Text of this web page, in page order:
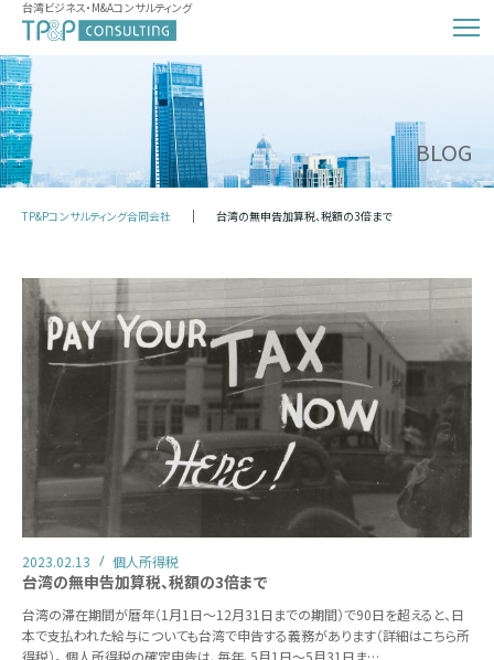
台湾ビジネス・M&Aコンサルティング
BLOG
TP&Pコンサルティング合同会社 台湾の無申告加算税、税額の3倍まで
2023.02.13 個人所得税
台湾の無申告加算税、税額の3倍まで
台湾の滞在期間が暦年（1月1日～12月31日までの期間）で90日を超えると、日
本で支払われた給与についても台湾で申告する義務があります（詳細はこちら所
得税）。 個人所得税の確定申告は、毎年、5月1日～5月31日ま…